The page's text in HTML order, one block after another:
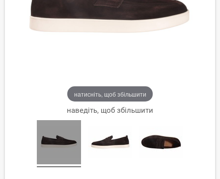
натисніть, щоб збільшити
наведіть, щоб збільшити